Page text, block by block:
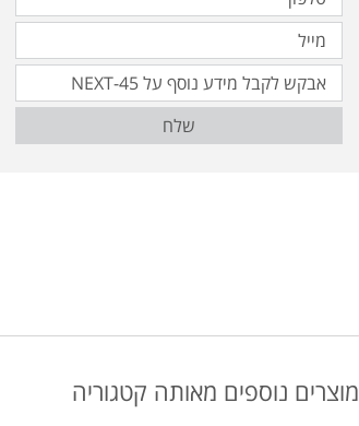
שלח
מוצרים נוספים מאותה קטגוריה